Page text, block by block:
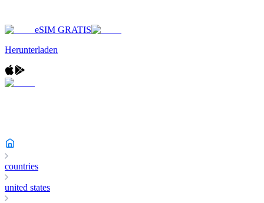
eSIM GRATIS
Herunterladen
countries
united states